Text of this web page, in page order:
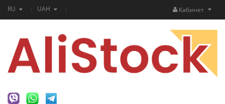
RU UAH Кабинет